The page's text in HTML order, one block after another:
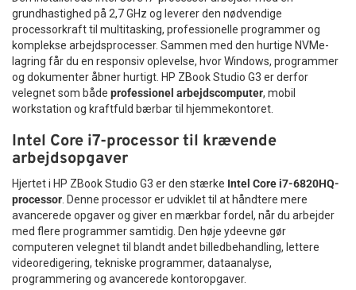
Tekniske specifikationer
Kapacitet:64GB
Interface:USB 3.2 Gen 1
Kompatibilitet:USB 2.0
Mål:67,4 mm × 21,8 mm × 11,6 mm
Vægt:10 gram
og Chrome OS™
Garanti:5 års garanti med gratis teknisk support
ønsker et hurtigt, kompakt og pålideligt USB-flashdrev med
høj ydeevne og stor kompatibilitet. Det er den perfekte
løsning til sikker og effektiv opbevaring af dine vigtigste filer.
Perfekt til arbejde, gaming og fritid
SOLID HT-HD212 er et alsidigtstereo headset med mikrofon,
som kan bruges i mange forskellige situationer. Uanset om
du arbejder hjemmefra, studerer, gamer eller blot vil nyde
musik, giver dette headset en stabil og komfortabel
lydoplevelse.
Ideelt headset til hjemmekontor
Perfekt headset til gaming og kommunikation
Velegnet til online undervisning
Godt headset til musik og film
Praktisk headset til daglig brug
Holdbart design til daglig brug
Kvalitet og holdbarhed er vigtige faktorer, når du vælger et
headset. SOLID HT-HD212 er fremstillet i robuste materialer,
som sikrer lang levetid selv ved hyppig brug. Det slidstærke
grundhastighed på 2,7 GHz og leverer den nødvendige
processorkraft til multitasking, professionelle programmer og
komplekse arbejdsprocesser. Sammen med den hurtige NVMe-
lagring får du en responsiv oplevelse, hvor Windows, programmer
og dokumenter åbner hurtigt. HP ZBook Studio G3 er derfor
velegnet som både professionel arbejdscomputer, mobil
workstation og kraftfuld bærbar til hjemmekontoret.
Intel Core i7-processor til krævende
arbejdsopgaver
Hjertet i HP ZBook Studio G3 er den stærke Intel Core i7-6820HQ-
processor . Denne processor er udviklet til at håndtere mere
avancerede opgaver og giver en mærkbar fordel, når du arbejder
med flere programmer samtidig. Den høje ydeevne gør
computeren velegnet til blandt andet billedbehandling, lettere
videoredigering, tekniske programmer, dataanalyse,
programmering og avancerede kontoropgaver.